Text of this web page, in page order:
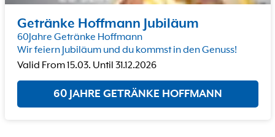
Getränke Hoffmann Jubiläum
60Jahre Getränke Hoffmann
Wir feiern Jubiläum und du kommst in den Genuss!
Valid From15.03. Until 31.12.2026
60 JAHRE GETRÄNKE HOFFMANN